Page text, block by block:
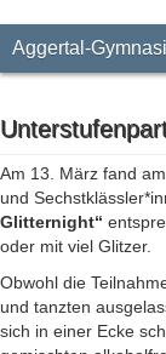
Aggertal-
Am 13. März fand
und
Glitternight“
oder mit viel Glitzer.
Obwohl die
und tanzten
sich in einer Ecke